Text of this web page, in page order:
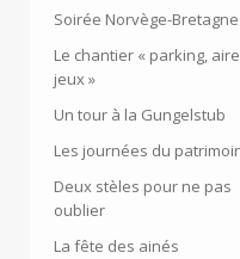
Soirée Norvège-Bretagne
Le chantier « parking,
jeux »
Un tour à la Gungelstub
Les journées du
Deux stèles pour ne pas
oublier
La fête des ainés